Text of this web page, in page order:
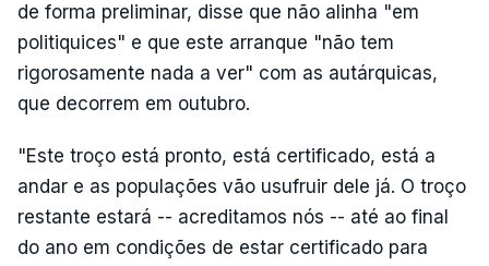
de forma preliminar, disse que não alinha "em
politiquices" e que este arranque "não tem
rigorosamente nada a ver" com as autárquicas,
que decorrem em outubro.
"Este troço está pronto, está certificado, está a
andar e as populações vão usufruir dele já. O troço
restante estará -- acreditamos nós -- até ao final
do ano em condições de estar certificado para